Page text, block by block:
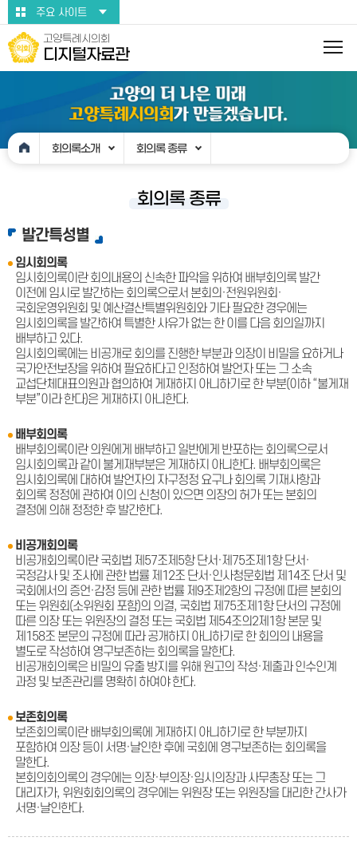
본문바로가기주요 사이트
고양특례시의회
디지털자료관
회의록소개 회의록 종류
회의록 종류
발간특성별
임시회의록
임시회의록이란 회의내용의 신속한 파악을 위하여 배부회의록 발간
이전에 임시로 발간하는 회의록으로서 본회의·전원위원회·
국회운영위원회 및 예산결산특별위원회와 기타 필요한 경우에는
임시회의록을 발간하여 특별한 사유가 없는 한 이를 다음 회의일까지
배부하고 있다.
임시회의록에는 비공개로 회의를 진행한 부분과 의장이 비밀을 요하거나
국가안전보장을 위하여 필요하다고 인정하여 발언자 또는 그 소속
교섭단체대표의원과 협의하여 게재하지 아니하기로 한 부분(이하 “불게재
부분”이라 한다)은 게재하지 아니한다.
배부회의록
배부회의록이란 의원에게 배부하고 일반에게 반포하는 회의록으로서
임시회의록과 같이 불게재부분은 게재하지 아니한다. 배부회의록은
임시회의록에 대하여 발언자의 자구정정 요구나 회의록 기재사항과
회의록 정정에 관하여 이의 신청이 있으면 의장의 허가 또는 본회의
결정에 의해 정정한 후 발간한다.
비공개회의록
비공개회의록이란 국회법 제57조제5항 단서·제75조제1항 단서·
국정감사 및 조사에 관한 법률 제12조 단서·인사청문회법 제14조 단서 및
국회에서의 증언·감정 등에 관한 법률 제9조제2항의 규정에 따른 본회의
또는 위원회(소위원회 포함)의 의결, 국회법 제75조제1항 단서의 규정에
따른 의장 또는 위원장의 결정 또는 국회법 제54조의2제1항 본문 및
제158조 본문의 규정에 따라 공개하지 아니하기로 한 회의의 내용을
별도로 작성하여 영구보존하는 회의록을 말한다.
비공개회의록은 비밀의 유출 방지를 위해 원고의 작성·제출과 인수인계
과정 및 보존관리를 명확히 하여야 한다.
보존회의록
보존회의록이란 배부회의록에 게재하지 아니하기로 한 부분까지
포함하여 의장 등이 서명·날인한 후에 국회에 영구보존하는 회의록을
말한다.
본회의회의록의 경우에는 의장·부의장·임시의장과 사무총장 또는 그
대리자가, 위원회회의록의 경우에는 위원장 또는 위원장을 대리한 간사가
서명·날인한다.